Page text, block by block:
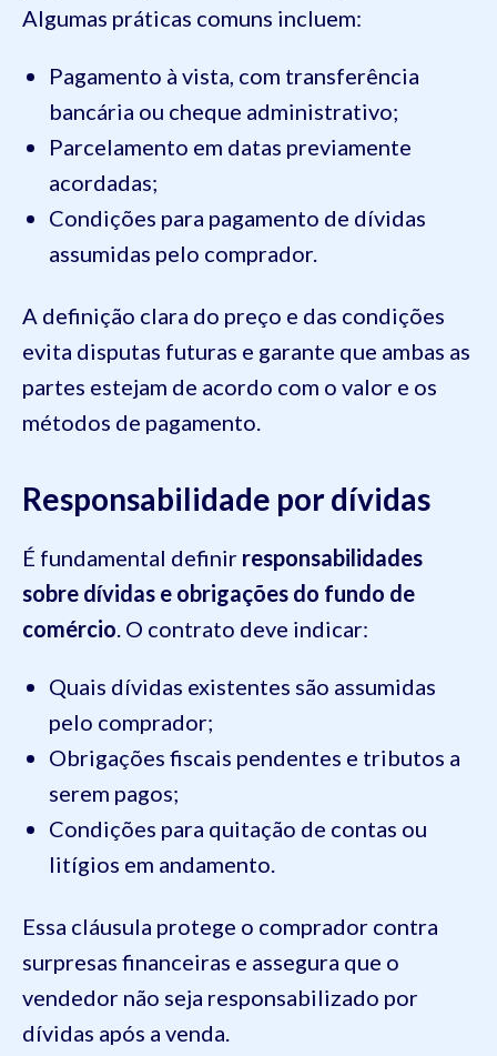
Algumas práticas comuns incluem:
Pagamento à vista, com transferência
bancária ou cheque administrativo;
Parcelamento em datas previamente
acordadas;
Condições para pagamento de dívidas
assumidas pelo comprador.
A definição clara do preço e das condições
evita disputas futuras e garante que ambas as
partes estejam de acordo com o valor e os
métodos de pagamento.
Responsabilidade por dívidas
É fundamental definir responsabilidades
sobre dívidas e obrigações do fundo de
comércio . O contrato deve indicar:
Quais dívidas existentes são assumidas
pelo comprador;
Obrigações fiscais pendentes e tributos a
serem pagos;
Condições para quitação de contas ou
litígios em andamento.
Essa cláusula protege o comprador contra
surpresas financeiras e assegura que o
vendedor não seja responsabilizado por
dívidas após a venda.